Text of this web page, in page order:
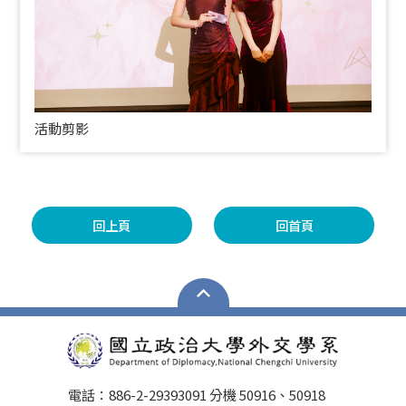
活動剪影
回上頁 回首頁
電話：886-2-29393091 分機 50916、50918